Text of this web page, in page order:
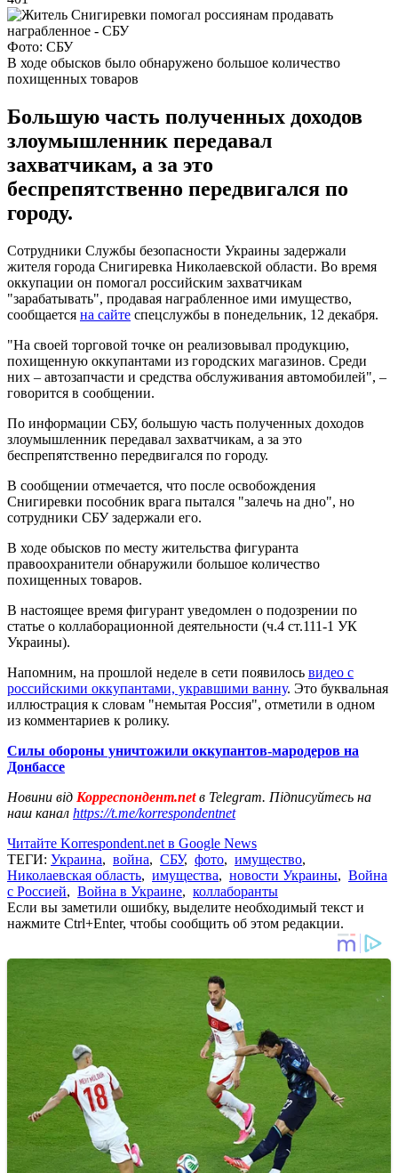
Фото: СБУ
В ходе обысков было обнаружено большое количество
похищенных товаров
Большую часть полученных доходов
злоумышленник передавал
захватчикам, а за это
беспрепятственно передвигался по
городу.
Сотрудники Службы безопасности Украины задержали
жителя города Снигиревка Николаевской области. Во время
оккупации он помогал российским захватчикам
"зарабатывать", продавая награбленное ими имущество,
сообщается на сайте спецслужбы в понедельник, 12 декабря.
"На своей торговой точке он реализовывал продукцию,
похищенную оккупантами из городских магазинов. Среди
них – автозапчасти и средства обслуживания автомобилей", –
говорится в сообщении.
По информации СБУ, большую часть полученных доходов
злоумышленник передавал захватчикам, а за это
беспрепятственно передвигался по городу.
В сообщении отмечается, что после освобождения
Снигиревки пособник врага пытался "залечь на дно", но
сотрудники СБУ задержали его.
В ходе обысков по месту жительства фигуранта
правоохранители обнаружили большое количество
похищенных товаров.
В настоящее время фигурант уведомлен о подозрении по
статье о коллаборационной деятельности (ч.4 ст.111-1 УК
Украины).
Напомним, на прошлой неделе в сети появилось видео с
российскими оккупантами, укравшими ванну. Это буквальная
иллюстрация к словам "немытая Россия", отметили в одном
из комментариев к ролику.
Силы обороны уничтожили оккупантов-мародеров на
Донбассе
Новини від Корреспондент.netв Telegram. Підписуйтесь на
наш канал https://t.me/korrespondentnet
Читайте Korrespondent.net в Google News
ТЕГИ: Украина, война, СБУ, фото, имущество,
Николаевская область, имущества, новости Украины, Война
с Россией, Война в Украине, коллаборанты
Если вы заметили ошибку, выделите необходимый текст и
нажмите Ctrl+Enter, чтобы сообщить об этом редакции.